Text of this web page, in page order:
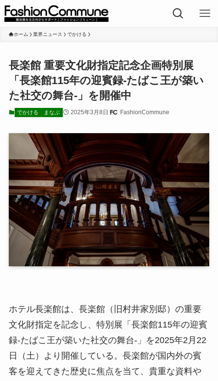
ホーム 業界ニュース でかける
長楽館 重要文化財指定記念企画特別展
「長楽館115年の迎賓録-たばこ王が築い
た社交の舞台-」を開催中
でかける まなぶ 2025年3月8日 FashionCommune
ホテル長楽館は、長楽館（旧村井家別邸）の重要
文化財指定を記念し、特別展「長楽館115年の迎賓
録-たばこ王が築いた社交の舞台-」を2025年2月22
日（土）より開催している。長楽館が国内外の賓
客を迎えてきた歴史に焦点を当て、貴重な資料や